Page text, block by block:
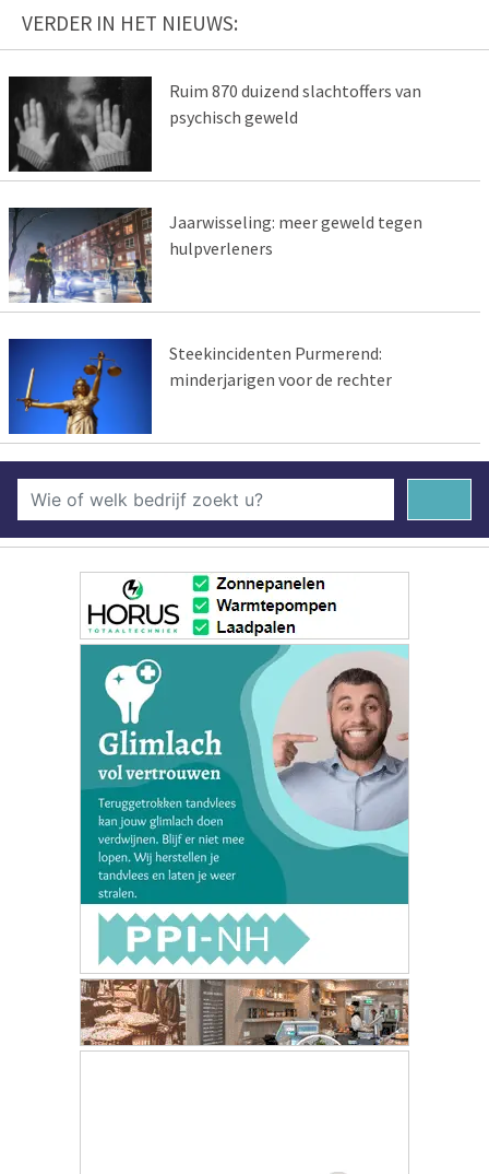
VERDER IN HET NIEUWS:
Ruim 870 duizend slachtoffers van
psychisch geweld
Jaarwisseling: meer geweld tegen
hulpverleners
Steekincidenten Purmerend:
minderjarigen voor de rechter